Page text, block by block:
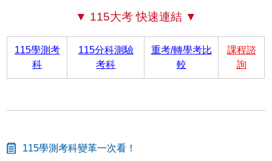
▼ 115大考 快速連結 ▼
115學測考
科
115分科測驗
考科
重考/轉學考比
較
課程諮
詢
115學測考科變革一次看！